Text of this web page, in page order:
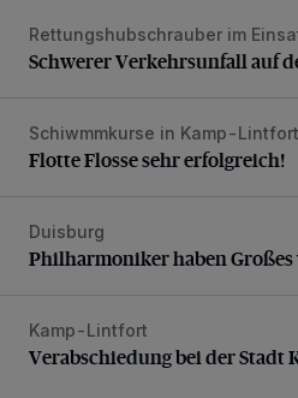
Schwerer Verkehrsunfall auf
Rettungshubschrauber im
Schwerer Verkehrsunfall auf
Flotte Flosse sehr erfolgreich!
Schiwmmkurse in Kamp-Lintfort
Flotte Flosse sehr erfolgreich!
Philharmoniker haben Großes
Duisburg
Philharmoniker haben
Verabschiedung bei der Stadt
Kamp-Lintfort
Verabschiedung bei der Stadt